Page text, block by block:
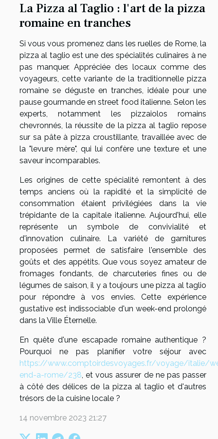
La Pizza al Taglio : l'art de la pizza
romaine en tranches
Si vous vous promenez dans les ruelles de Rome, la
pizza al taglio est une des spécialités culinaires à ne
pas manquer. Appréciée des locaux comme des
voyageurs, cette variante de la traditionnelle pizza
romaine se déguste en tranches, idéale pour une
pause gourmande en street food italienne. Selon les
experts, notamment les pizzaiolos romains
chevronnés, la réussite de la pizza al taglio repose
sur sa pâte à pizza croustillante, travaillée avec de
la "levure mère", qui lui confère une texture et une
saveur incomparables.
Les origines de cette spécialité remontent à des
temps anciens où la rapidité et la simplicité de
consommation étaient privilégiées dans la vie
trépidante de la capitale italienne. Aujourd'hui, elle
représente un symbole de convivialité et
d'innovation culinaire. La variété de garnitures
proposées permet de satisfaire l'ensemble des
goûts et des appétits. Que vous soyez amateur de
fromages fondants, de charcuteries fines ou de
légumes de saison, il y a toujours une pizza al taglio
pour répondre à vos envies. Cette expérience
gustative est indissociable d'un week-end prolongé
dans la Ville Éternelle.
En quête d'une escapade romaine authentique ?
Pourquoi ne pas planifier votre séjour avec
https://www.comptoirdesvoyages.fr/voyage/italie/
end-a-rome/238, et vous assurer de ne pas passer
à côté des délices de la pizza al taglio et d'autres
trésors de la cuisine locale ?
14 novembre 2023 21:27